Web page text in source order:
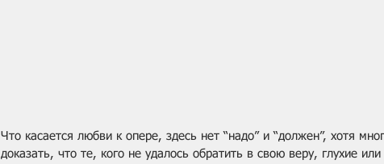
Что касается любви к опере, здесь нет “надо” и “должен”, хотя
доказать, что те, кого не удалось обратить в свою веру, глухие